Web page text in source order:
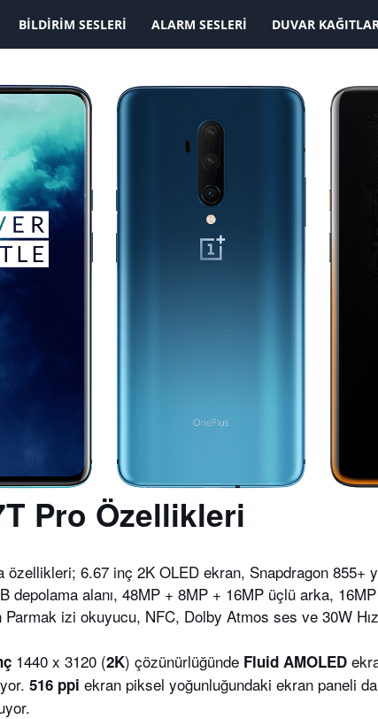
BILDIRIM SESLERI ALARM SESLERI DUVAR
Pro Özellikleri
özellikleri; 6.67 inç 2K OLED ekran, Snapdragon 855+
depolama alanı, 48MP + 8MP + 16MP üçlü arka,
izi okuyucu, NFC, Dolby Atmos ses ve 30W
1440 x 3120 (2K) çözünürlüğünde Fluid AMOLED
516 ppi ekran piksel yoğunluğundaki ekran paneli